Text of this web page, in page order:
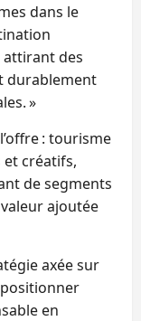
dans le
des
durablement
»
: tourisme
et créatifs,
de segments
ajoutée
axée sur
en